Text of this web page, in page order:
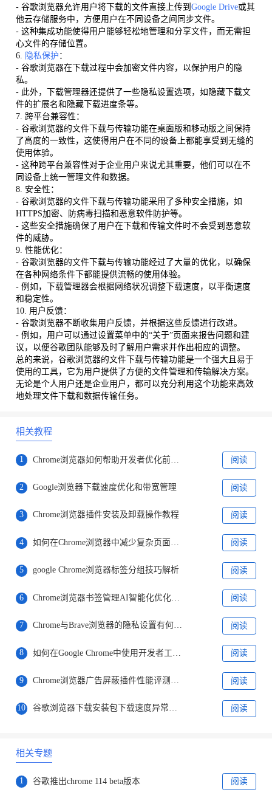
- 谷歌浏览器允许用户将下载的文件直接上传到 Google Drive或其
他云存储服务中，方便用户在不同设备之间同步文件。
- 这种集成功能使得用户能够轻松地管理和分享文件，而无需担
心文件的存储位置。
6.
隐私保护 ：
- 谷歌浏览器在下载过程中会加密文件内容，以保护用户的隐
私。
- 此外，下载管理器还提供了一些隐私设置选项，如隐藏下载文
件的扩展名和隐藏下载进度条等。
7. 跨平台兼容性：
- 谷歌浏览器的文件下载与传输功能在桌面版和移动版之间保持
了高度的一致性，这使得用户在不同的设备上都能享受到无缝的
使用体验。
- 这种跨平台兼容性对于企业用户来说尤其重要，他们可以在不
同设备上统一管理文件和数据。
8. 安全性：
- 谷歌浏览器的文件下载与传输功能采用了多种安全措施，如
HTTPS加密、防病毒扫描和恶意软件防护等。
- 这些安全措施确保了用户在下载和传输文件时不会受到恶意软
件的威胁。
9. 性能优化：
- 谷歌浏览器的文件下载与传输功能经过了大量的优化，以确保
在各种网络条件下都能提供流畅的使用体验。
- 例如，下载管理器会根据网络状况调整下载速度，以平衡速度
和稳定性。
10. 用户反馈：
- 谷歌浏览器不断收集用户反馈，并根据这些反馈进行改进。
- 例如，用户可以通过设置菜单中的“关于”页面来报告问题和建
议，以便谷歌团队能够及时了解用户需求并作出相应的调整。
总的来说，谷歌浏览器的文件下载与传输功能是一个强大且易于
使用的工具，它为用户提供了方便的文件管理和传输解决方案。
无论是个人用户还是企业用户，都可以充分利用这个功能来高效
地处理文件下载和数据传输任务。
相关教程
1 阅读
2 Google浏览器下载速度优化和带宽管理 阅读
3 Chrome浏览器插件安装及卸载操作教程 阅读
4 阅读
5 google Chrome浏览器标签分组技巧解析 阅读
6 Chrome浏览器书签管理AI智能化优化策略 阅读
7 Chrome与Brave浏览器的隐私设置有何区别 阅读
8 阅读
9 Chrome浏览器广告屏蔽插件性能评测报告 阅读
10 谷歌浏览器下载安装包下载速度异常处理 阅读
相关专题
1 谷歌推出chrome 114 beta版本 阅读